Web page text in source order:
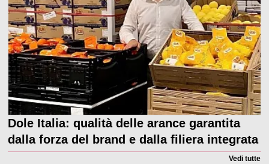
Dole Italia: qualità delle arance garantita
dalla forza del brand e dalla filiera integrata
Vedi tutte